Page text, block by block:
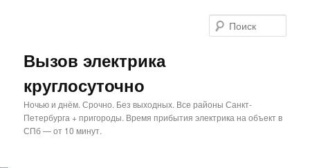
Вызов электрика
круглосуточно
Ночью и днём. Срочно. Без выходных. Все районы Санкт-
Петербурга + пригороды. Время прибытия электрика на объект в
СПб — от 10 минут.